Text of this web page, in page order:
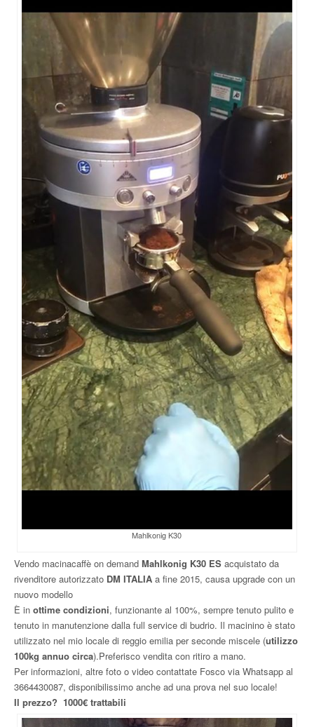
Mahlkonig K30
Vendo macinacaffè on demand Mahlkonig K30 ES acquistato da
rivenditore autorizzato DM ITALIA a fine 2015, causa upgrade con un
nuovo modello
È in ottime condizioni, funzionante al 100%, sempre tenuto pulito e
tenuto in manutenzione dalla full service di budrio. Il macinino è stato
utilizzato nel mio locale di reggio emilia per seconde miscele (utilizzo
100kg annuo circa).Preferisco vendita con ritiro a mano.
Per informazioni, altre foto o video contattate Fosco via Whatsapp al
3664430087, disponibilissimo anche ad una prova nel suo locale!
Il prezzo? 1000€ trattabili